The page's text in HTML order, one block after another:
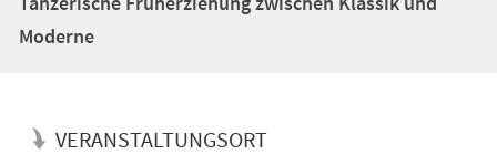
Moderne
VERANSTALTUNGSORT